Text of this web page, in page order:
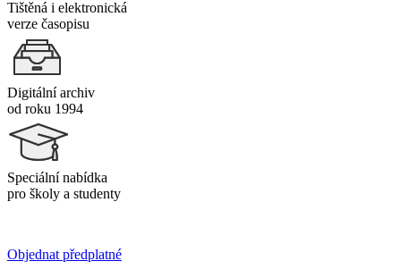
Tištěná i elektronická
verze časopisu
Digitální archiv
od roku 1994
Speciální nabídka
pro školy a studenty
Objednat předplatné